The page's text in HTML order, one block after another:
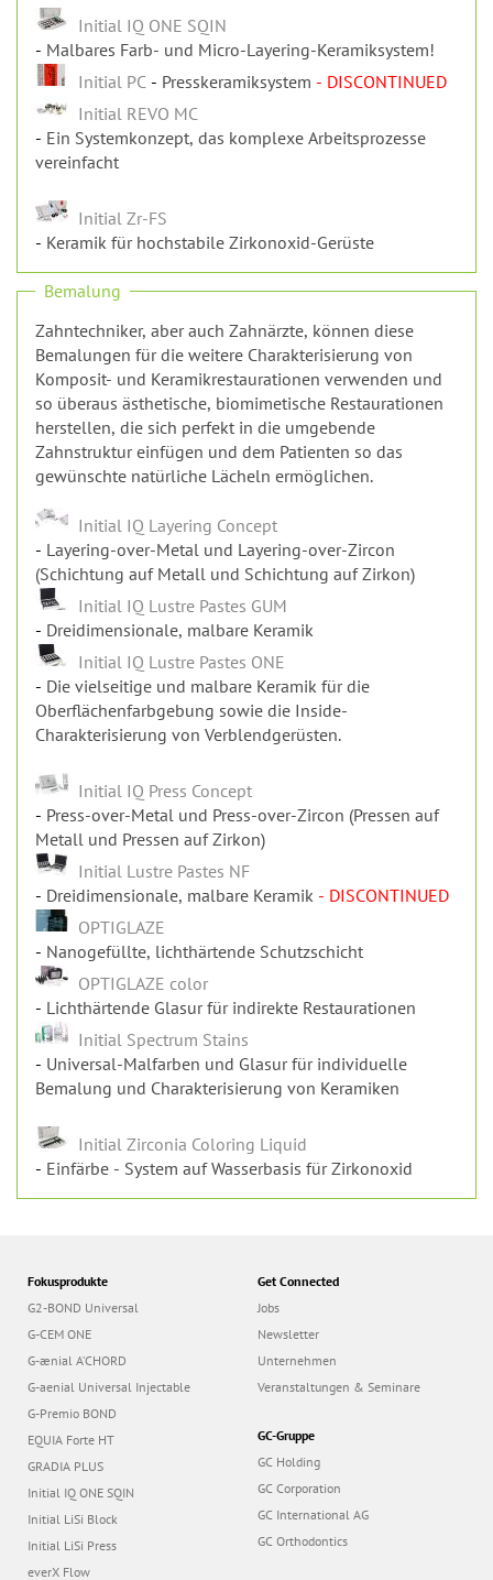
Ein Systemkonzept, das komplexe Arbeitsprozesse
vereinfacht
Initial Zr-FS
Keramik für hochstabile Zirkonoxid-Gerüste
Zahntechniker, aber auch Zahnärzte, können diese
Bemalungen für die weitere Charakterisierung von
Komposit- und Keramikrestaurationen verwenden und
so überaus ästhetische, biomimetische Restaurationen
Zahnstruktur einfügen und dem Patienten so das
gewünschte natürliche Lächeln ermöglichen.
Initial IQ Layering Concept
Layering-over-Metal und Layering-over-Zircon
(Schichtung auf Metall und Schichtung auf Zirkon)
Dreidimensionale, malbare Keramik
Initial IQ Lustre Pastes ONE
Die vielseitige und malbare Keramik für die
Oberflächenfarbgebung sowie die Inside-
Charakterisierung von Verblendgerüsten.
Initial IQ Press Concept
Press-over-Metal und Press-over-Zircon (Pressen auf
Metall und Pressen auf Zirkon)
Dreidimensionale, malbare Keramik
OPTIGLAZE
Nanogefüllte, lichthärtende Schutzschicht
OPTIGLAZE color
Lichthärtende Glasur für indirekte Restaurationen
Initial Spectrum Stains
Universal-Malfarben und Glasur für individuelle
Bemalung und Charakterisierung von Keramiken
Initial Zirconia Coloring Liquid
Einfärbe - System auf Wasserbasis für Zirkonoxid
Fokusprodukte
G2-BOND Universal
G-aenial Universal Injectable
G-Premio BOND
EQUIA Forte HT
GRADIA PLUS
Initial IQ ONE SQIN
Initial LiSi Block
Initial LiSi Press
everX Flow
Get Connected
Jobs
Veranstaltungen & Seminare
GC-Gruppe
GC Holding
GC Corporation
GC Orthodontics
GC AUSTRIA GmbH - Swiss Office
Team
Händler